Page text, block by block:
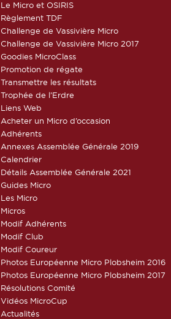
Le Micro et OSIRIS
Règlement TDF
Challenge de Vassivière Micro
Challenge de Vassivière Micro 2017
Goodies MicroClass
Promotion de régate
Transmettre les résultats
Trophée de l’Erdre
Liens Web
Acheter un Micro d’occasion
Adhérents
Annexes Assemblée Générale 2019
Calendrier
Détails Assemblée Générale 2021
Guides Micro
Les Micro
Micros
Modif Adhérents
Modif Club
Modif Coureur
Photos Européenne Micro Plobsheim 2016
Photos Européenne Micro Plobsheim 2017
Résolutions Comité
Vidéos MicroCup
Actualités